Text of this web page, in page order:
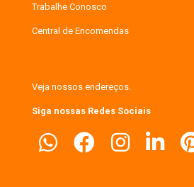
Trabalhe Conosco
Central de Encomendas
Veja nossos endereços.
Siga nossas Redes Sociais